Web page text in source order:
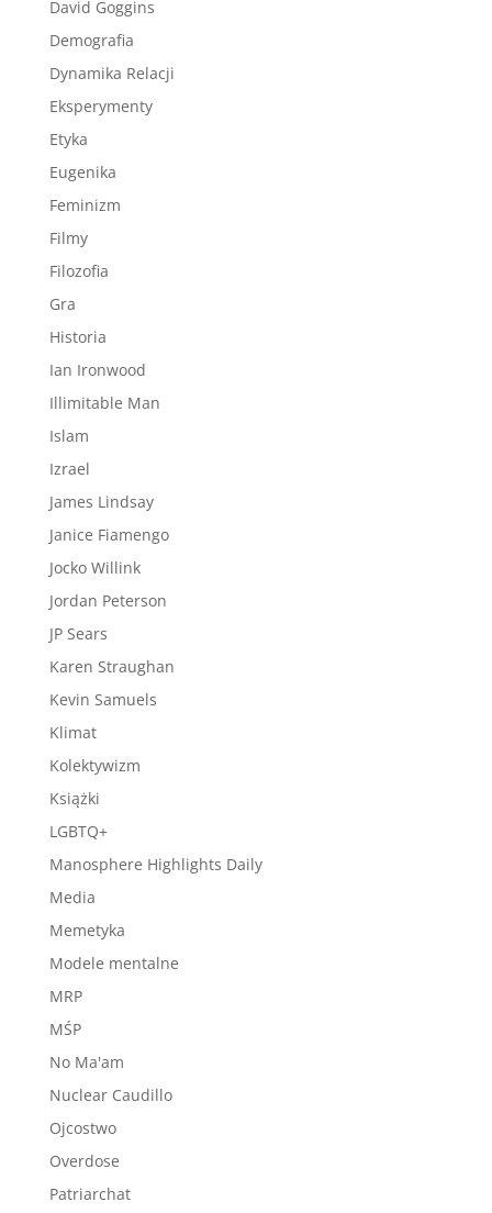
David Goggins
Demografia
Dynamika Relacji
Eksperymenty
Etyka
Eugenika
Feminizm
Filmy
Filozofia
Gra
Historia
Ian Ironwood
Illimitable Man
Islam
Izrael
James Lindsay
Janice Fiamengo
Jocko Willink
Jordan Peterson
JP Sears
Karen Straughan
Kevin Samuels
Klimat
Kolektywizm
Książki
LGBTQ+
Manosphere Highlights Daily
Media
Memetyka
Modele mentalne
MRP
MŚP
No Ma'am
Nuclear Caudillo
Ojcostwo
Overdose
Patriarchat